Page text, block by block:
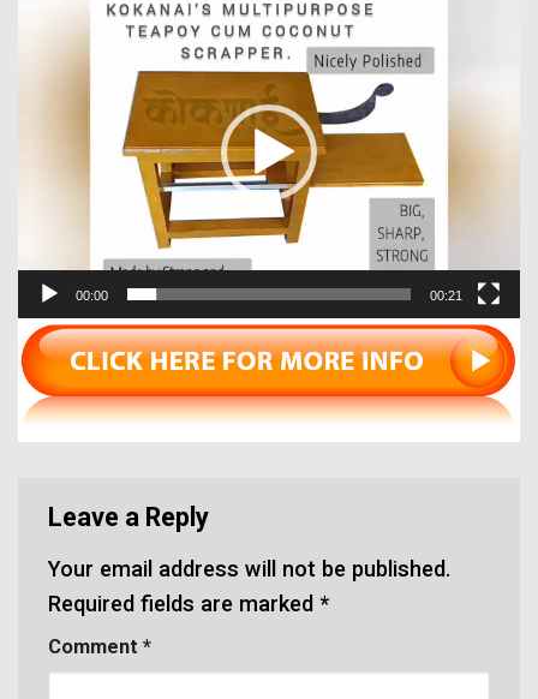
00:00 00:21
Leave a Reply
Your email address will not be published.
Required fields are marked *
Comment *